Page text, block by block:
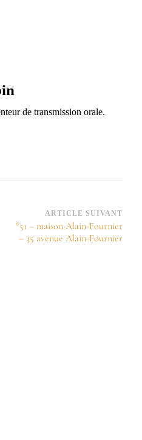
de transmission orale.
ARTICLE SUIVANT
*51 – maison Alain-Fournier
– 35 avenue Alain-Fournier